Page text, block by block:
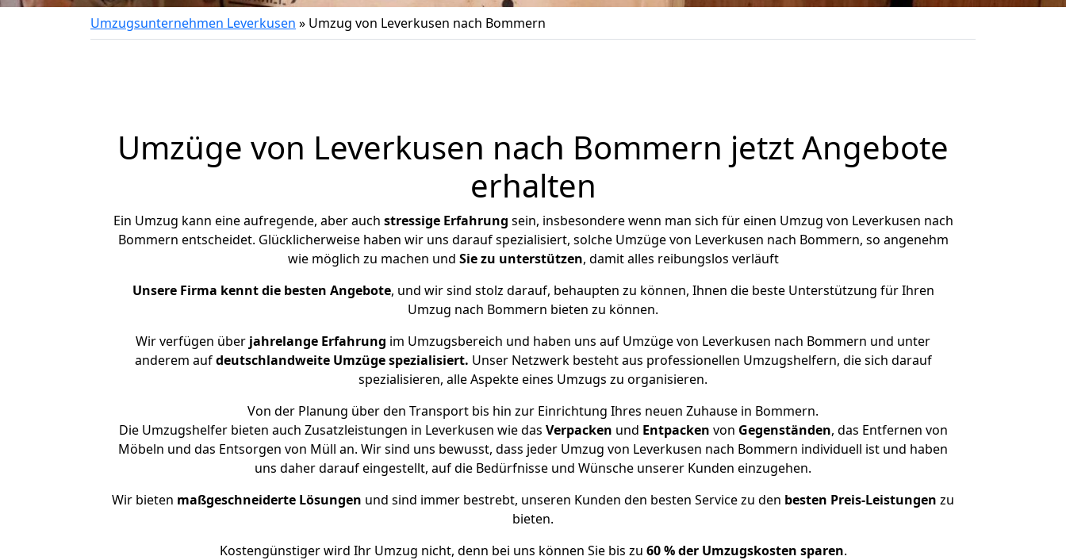
Umzugsunternehmen Leverkusen » Umzug von Leverkusen nach Bommern
Umzüge von Leverkusen nach Bommern jetzt Angebote
erhalten
Ein Umzug kann eine aufregende, aber auch stressige Erfahrung sein, insbesondere wenn man sich für einen Umzug von Leverkusen nach
Bommern entscheidet. Glücklicherweise haben wir uns darauf spezialisiert, solche Umzüge von Leverkusen nach Bommern, so angenehm
wie möglich zu machen und Sie zu unterstützen, damit alles reibungslos verläuft
Unsere Firma kennt die besten Angebote, und wir sind stolz darauf, behaupten zu können, Ihnen die beste Unterstützung für Ihren
Umzug nach Bommern bieten zu können.
Wir verfügen über jahrelange Erfahrung im Umzugsbereich und haben uns auf Umzüge von Leverkusen nach Bommern und unter
anderem aufdeutschlandweite Umzüge spezialisiert. Unser Netzwerk besteht aus professionellen Umzugshelfern, die sich darauf
spezialisieren, alle Aspekte eines Umzugs zu organisieren.
Von der Planung über den Transport bis hin zur Einrichtung Ihres neuen Zuhause in Bommern.
Die Umzugshelfer bieten auch Zusatzleistungen in Leverkusen wie das Verpacken und Entpacken von Gegenständen, das Entfernen von
Möbeln und das Entsorgen von Müll an. Wir sind uns bewusst, dass jeder Umzug von Leverkusen nach Bommern individuell ist und haben
uns daher darauf eingestellt, auf die Bedürfnisse und Wünsche unserer Kunden einzugehen.
Wir bieten maßgeschneiderte Lösungen und sind immer bestrebt, unseren Kunden den besten Service zu den besten Preis-Leistungen zu
bieten.
Kostengünstiger wird Ihr Umzug nicht, denn bei uns können Sie bis zu 60 % der Umzugskosten sparen.